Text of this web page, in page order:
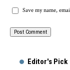
Save my name,
Editor's Pick